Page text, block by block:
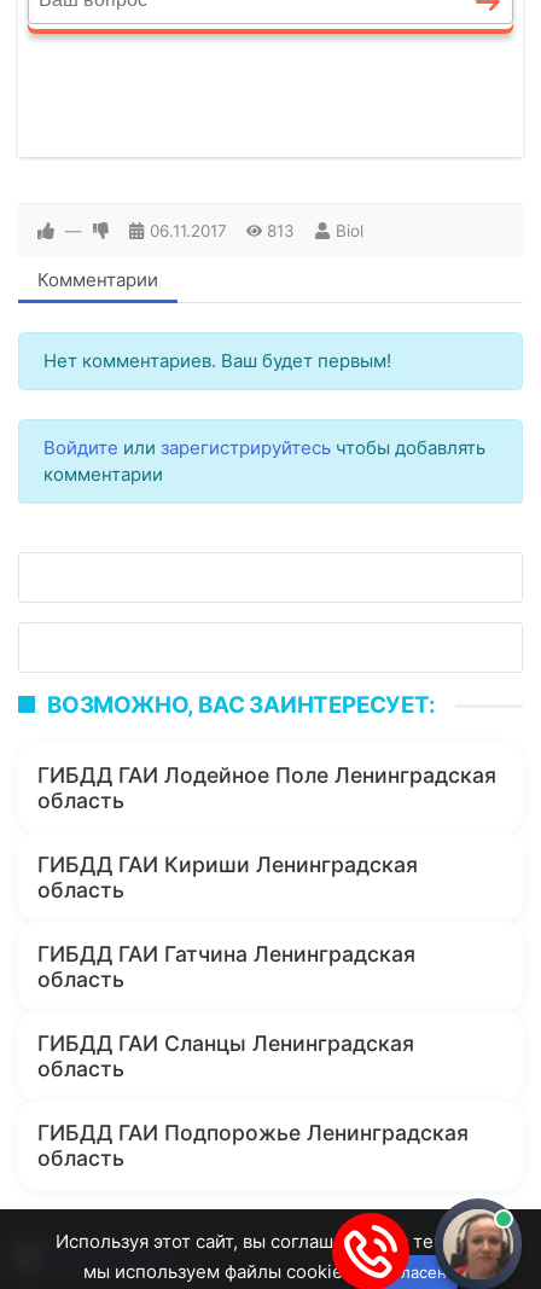
— 06.11.2017 813 Biol
Комментарии
Нет комментариев. Ваш будет первым!
Войдите или зарегистрируйтесь чтобы добавлять
комментарии
ВОЗМОЖНО, ВАС ЗАИНТЕРЕСУЕТ:
ГИБДД ГАИ Лодейное Поле Ленинградская
область
ГИБДД ГАИ Кириши Ленинградская
область
ГИБДД ГАИ Гатчина Ленинградская
область
ГИБДД ГАИ Сланцы Ленинградская
область
ГИБДД ГАИ Подпорожье Ленинградская
область
Используя этот сайт, вы соглашаетесь с тем, что
мы используем файлы cookie.
Согласен